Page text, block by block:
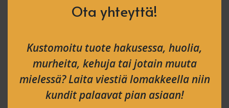
Ota yhteyttä!
Kustomoitu tuote hakusessa, huolia,
murheita, kehuja tai jotain muuta
mielessä? Laita viestiä lomakkeella niin
kundit palaavat pian asiaan!